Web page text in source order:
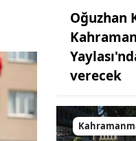
Oğuzhan
verecek